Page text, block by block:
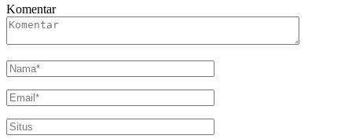
Komentar